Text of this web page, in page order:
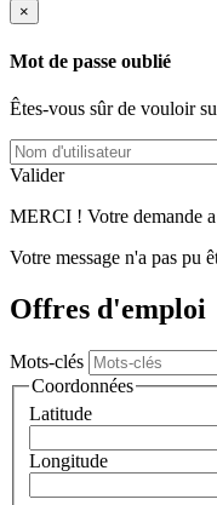
×
Mot de passe oublié
Êtes-vous sûr de vouloir
Valider
MERCI ! Votre demande a
Votre message n'a pas pu
Offres d'emploi
Mots-clés
Coordonnées
Latitude
Longitude